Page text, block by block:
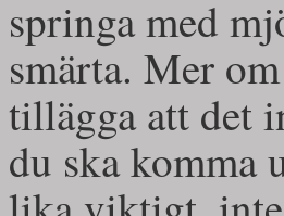
springa med
smärta. Mer
tillägga att det
du ska komma